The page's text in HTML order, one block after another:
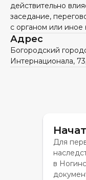
действительно
заседание,
с органом или
Адрес
Богородский
Интернационала,
Для
в